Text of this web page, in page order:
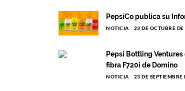
PepsiCo publica su
NOTICIA 23 DE OCTUBRE
Pepsi Bottling
fibra F720i de Domino
NOTICIA 23 DE SEPTIEMBRE